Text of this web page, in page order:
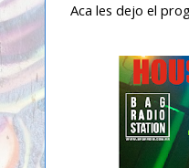
Aca les dejo el